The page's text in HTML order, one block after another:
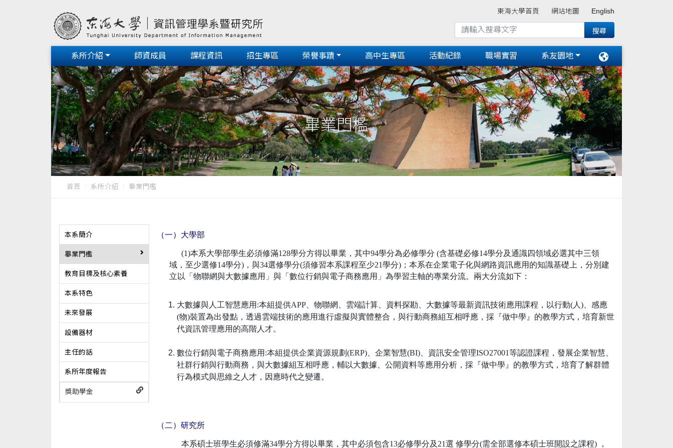
東海大學首頁 網站地圖 English
系所介紹 師資成員 課程資訊 招生專區 榮譽事蹟 高中生專區 活動紀錄 職場實習 系友園地
畢業門檻
首頁 系所介紹 畢業門檻
本系簡介
畢業門檻
教育目標及核心素養
本系特色
未來發展
設備器材
主任的話
系所年度報告
獎助學金
（一）大學部
(1)本系大學部學生必須修滿128學分方得以畢業，其中94學分為必修學分 (含基礎必修14學分及通識四領域必選其中三領
域，至少選修14學分)，與34選修學分(須修習本系課程至少21學分)；本系在企業電子化與網路資訊應用的知識基礎上，分別建
立以「物聯網與大數據應用」與「數位行銷與電子商務應用」為學習主軸的專業分流。兩大分流如下：
大數據與人工智慧應用:本組提供APP、物聯網、雲端計算、資料探勘、大數據等最新資訊技術應用課程，以行動(人)、感應
(物)裝置為出發點，透過雲端技術的應用進行虛擬與實體整合，與行動商務組互相呼應，採『做中學』的教學方式，培育新世
代資訊管理應用的高階人才。
數位行銷與電子商務應用:本組提供企業資源規劃(ERP)、企業智慧(BI)、資訊安全管理ISO27001等認證課程，發展企業智慧、
社群行銷與行動商務，與大數據組互相呼應，輔以大數據、公開資料等應用分析，採『做中學』的教學方式，培育了解群體
行為模式與思維之人才，因應時代之變遷。
（二）研究所
本系碩士班學生必須修滿34學分方得以畢業，其中必須包含13必修學分及21選 修學分(需全部選修本碩士班開設之課程) ，